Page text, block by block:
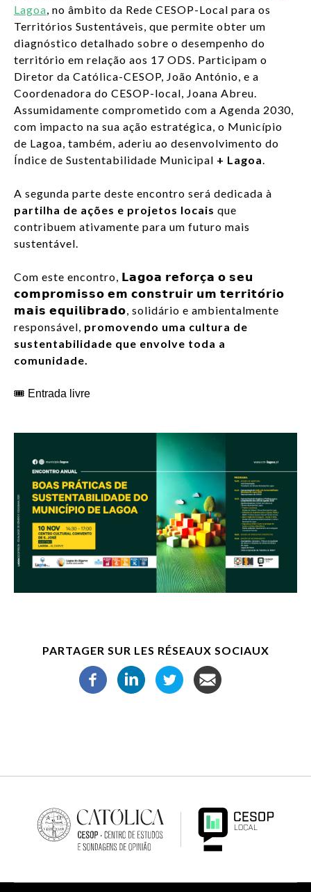
Lagoa, no âmbito da Rede CESOP-Local para os
Territórios Sustentáveis, que permite obter um
diagnóstico detalhado sobre o desempenho do
território em relação aos 17 ODS. Participam o
Diretor da Católica-CESOP, João António, e a
Coordenadora do CESOP-local, Joana Abreu.
Assumidamente comprometido com a Agenda 2030,
com impacto na sua ação estratégica, o Município
de Lagoa, também, aderiu ao desenvolvimento do
Índice de Sustentabilidade Municipal + Lagoa.
A segunda parte deste encontro será dedicada à
partilha de ações e projetos locais que
contribuem ativamente para um futuro mais
sustentável.
Com este encontro, 𝗟𝗮𝗴𝗼𝗮 𝗿𝗲𝗳𝗼𝗿𝗰̧𝗮 𝗼 𝘀𝗲𝘂
𝗰𝗼𝗺𝗽𝗿𝗼𝗺𝗶𝘀𝘀𝗼 𝗲𝗺 𝗰𝗼𝗻𝘀𝘁𝗿𝘂𝗶𝗿 𝘂𝗺 𝘁𝗲𝗿𝗿𝗶𝘁𝗼́𝗿𝗶𝗼
𝗺𝗮𝗶𝘀 𝗲𝗾𝘂𝗶𝗹𝗶𝗯𝗿𝗮𝗱𝗼, solidário e ambientalmente
responsável, promovendo uma cultura de
sustentabilidade que envolve toda a
comunidade.
🎟️ Entrada livre
PARTAGER SUR LES RÉSEAUX SOCIAUX